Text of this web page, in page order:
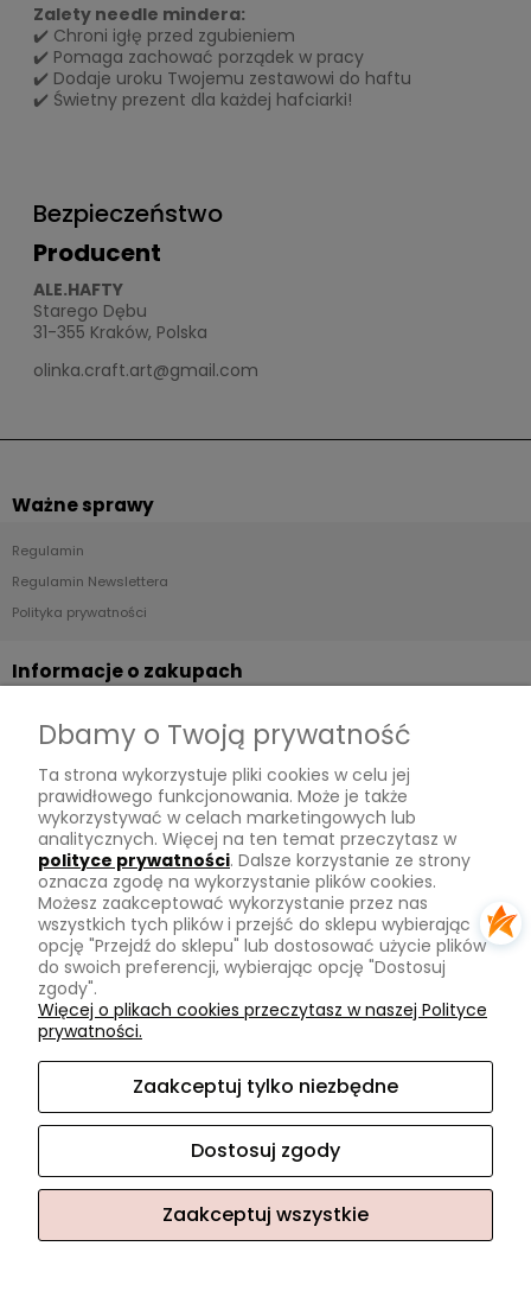
Zalety needle mindera:
✔️ Chroni igłę przed zgubieniem
✔️ Pomaga zachować porządek w pracy
✔️ Dodaje uroku Twojemu zestawowi do haftu
✔️ Świetny prezent dla każdej hafciarki!
Bezpieczeństwo
Producent
ALE.HAFTY
Starego Dębu
31-355 Kraków, Polska
olinka.craft.art@gmail.com
Ważne sprawy
Regulamin
Regulamin Newslettera
Polityka prywatności
Informacje o zakupach
Płatności
Zwroty
Tu mnie znajdziesz
Kontakt
O mnie
Instagram
Na skróty
Promocje
Sklep internetowy Shoper.pl
Dbamy o Twoją prywatność
Ta strona wykorzystuje pliki cookies w celu jej
prawidłowego funkcjonowania. Może je także
wykorzystywać w celach marketingowych lub
analitycznych. Więcej na ten temat przeczytasz w
polityce prywatności. Dalsze korzystanie ze strony
oznacza zgodę na wykorzystanie plików cookies.
Możesz zaakceptować wykorzystanie przez nas
wszystkich tych plików i przejść do sklepu wybierając
opcję "Przejdź do sklepu" lub dostosować użycie plików
do swoich preferencji, wybierając opcję "Dostosuj
zgody".
Więcej o plikach cookies przeczytasz w naszej Polityce
prywatności.
Zaakceptuj tylko niezbędne
Dostosuj zgody
Zaakceptuj wszystkie